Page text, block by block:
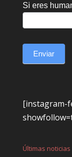
Si eres
Enviar
[instagram-
Últimas noticias